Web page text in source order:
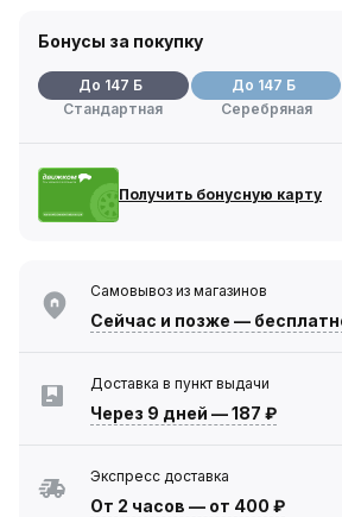
Бонусы за покупку
До 147 Б
Стандартная
До 147 Б
Серебряная
Получить бонусную карту
Самовывоз из магазинов
Сейчас и позже —
Доставка в пункт выдачи
Через 9 дней —187 ₽
Экспресс доставка
От 2 часов — от 400 ₽